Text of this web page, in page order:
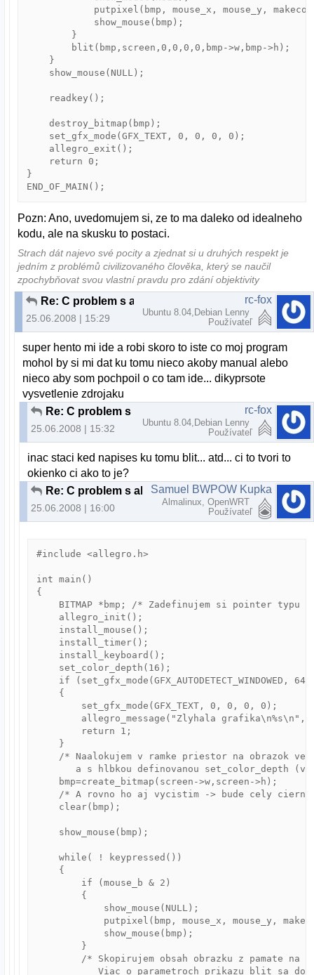
putpixel(bmp, mouse_x, mouse_y,
            show_mouse(bmp);
        }
        blit(bmp,screen,0,0,0,0,bmp->w,bmp->h);
    }
    show_mouse(NULL);
    readkey();
    destroy_bitmap(bmp);
    set_gfx_mode(GFX_TEXT, 0, 0, 0, 0);
    allegro_exit();
    return 0;
}
Pozn: Ano, uvedomujem si, ze to ma daleko od idealneho
kodu, ale na skusku to postaci.
Strach dát najevo své pocity a zjednat si u druhých respekt je
jedním z problémů civilizovaného člověka, který se naučil
zpochybňovat svou vlastní pravdu pro zdání objektivity
Re: C problem s allgero
25.06.2008 | 15:29
rc-fox
Ubuntu 8.04,Debian Lenny
Používateľ
super hento mi ide a robi skoro to iste co moj program
mohol by si mi dat ku tomu nieco akoby manual alebo
nieco aby som pochpoil o co tam ide... dikyprsote
vysvetlenie zdrojaku
Re: C problem s allgero
25.06.2008 | 15:32
rc-fox
Ubuntu 8.04,Debian Lenny
Používateľ
inac staci ked napises ku tomu blit... atd... ci to tvori to
okienko ci ako to je?
Re: C problem s allgero
25.06.2008 | 16:00
Samuel BWPOW Kupka
Almalinux, OpenWRT
Používateľ
#include <allegro.h>
int main()
{
BITMAP *bmp; /* Zadefinujem si pointer typu
    allegro_init();
    install_mouse();
    install_timer();
    install_keyboard();
    set_color_depth(16);
if (set_gfx_mode(GFX_AUTODETECT_WINDOWED,
    {
        set_gfx_mode(GFX_TEXT, 0, 0, 0, 0);
allegro_message("Zlyhala grafika\n%s\n",
        return 1;
    }
/* Naalokujem v ramke priestor na obrazok
a s hlbkou definovanou set_color_depth (v
    bmp=create_bitmap(screen->w,screen->h);
/* A rovno ho aj vycistim -> bude cely cierny
    clear(bmp);
    show_mouse(bmp);
    while( ! keypressed())
    {
        if (mouse_b & 2)
        {
            show_mouse(NULL);
putpixel(bmp, mouse_x, mouse_y,
            show_mouse(bmp);
        }
/* Skopirujem obsah obrazku z pamate na
Viac o parametroch prikazu blit sa